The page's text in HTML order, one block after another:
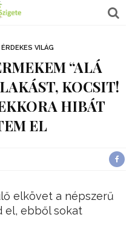
ÉRDEKES VILÁG
“ALÁ
KOCSIT!
HIBÁT
EL
elkövet a népszerű
el, ebből sokat